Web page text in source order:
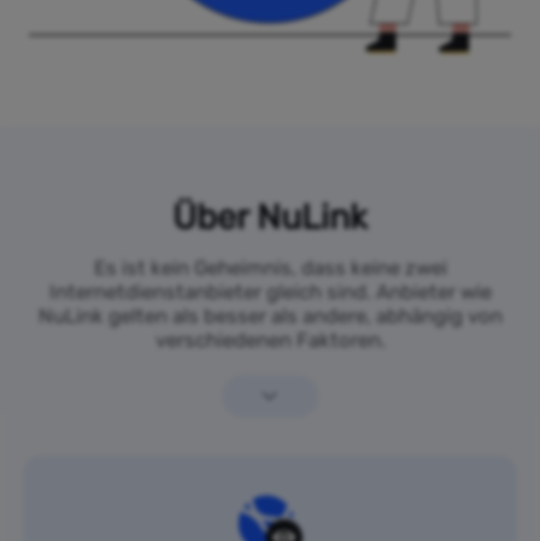
Über NuLink
Es ist kein Geheimnis, dass keine zwei
Internetdienstanbieter gleich sind. Anbieter wie
NuLink gelten als besser als andere, abhängig von
verschiedenen Faktoren.